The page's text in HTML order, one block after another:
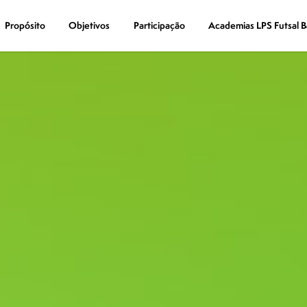
Propósito Objetivos Participação Academias LPS Futsal
Propósito Objetivos Participação Academias LPS Futsal